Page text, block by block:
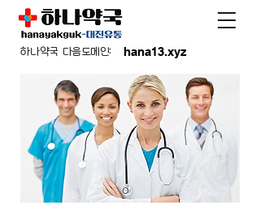
hana13.xyz
하나약국 다음도메인: